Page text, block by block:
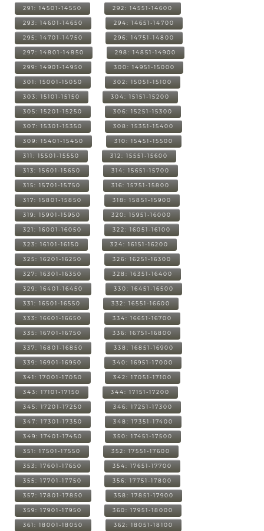
291: 14501-14550 292: 14551-14600
293: 14601-14650 294: 14651-14700
295: 14701-14750 296: 14751-14800
297: 14801-14850 298: 14851-14900
299: 14901-14950 300: 14951-15000
301: 15001-15050 302: 15051-15100
303: 15101-15150 304: 15151-15200
305: 15201-15250 306: 15251-15300
307: 15301-15350 308: 15351-15400
309: 15401-15450 310: 15451-15500
311: 15501-15550 312: 15551-15600
313: 15601-15650 314: 15651-15700
315: 15701-15750 316: 15751-15800
317: 15801-15850 318: 15851-15900
319: 15901-15950 320: 15951-16000
321: 16001-16050 322: 16051-16100
323: 16101-16150 324: 16151-16200
325: 16201-16250 326: 16251-16300
327: 16301-16350 328: 16351-16400
329: 16401-16450 330: 16451-16500
331: 16501-16550 332: 16551-16600
333: 16601-16650 334: 16651-16700
335: 16701-16750 336: 16751-16800
337: 16801-16850 338: 16851-16900
339: 16901-16950 340: 16951-17000
341: 17001-17050 342: 17051-17100
343: 17101-17150 344: 17151-17200
345: 17201-17250 346: 17251-17300
347: 17301-17350 348: 17351-17400
349: 17401-17450 350: 17451-17500
351: 17501-17550 352: 17551-17600
353: 17601-17650 354: 17651-17700
355: 17701-17750 356: 17751-17800
357: 17801-17850 358: 17851-17900
359: 17901-17950 360: 17951-18000
361: 18001-18050 362: 18051-18100